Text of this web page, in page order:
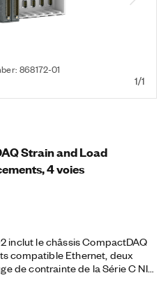
868172-01
1/1
Strain and Load
4 voies
inclut le châssis CompactDAQ
compatible Ethernet, deux
de contrainte de la Série C NI-
une surveillance